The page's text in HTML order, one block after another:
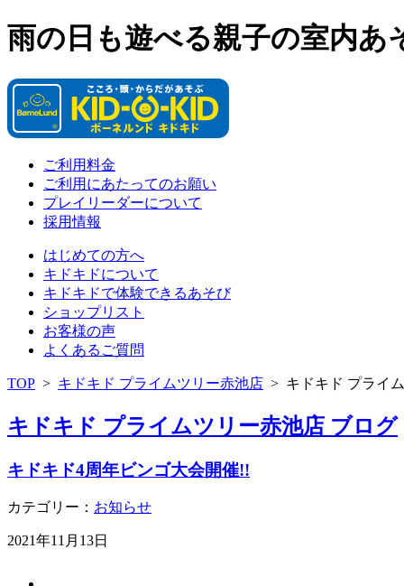
雨の日も遊べる親子の室内あ
ご利用料金
ご利用にあたってのお願い
プレイリーダーについて
採用情報
はじめての方へ
キドキドについて
キドキドで体験できるあそび
ショップリスト
お客様の声
よくあるご質問
TOP > キドキド プライムツリー赤池店 > キドキド プライ
キドキド プライムツリー赤池店 ブログ
キドキド4周年ビンゴ大会開催!!
カテゴリー： お知らせ
2021年11月13日